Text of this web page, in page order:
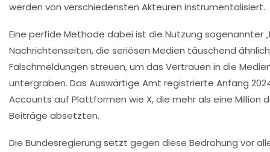
werden von verschiedensten Akteuren instrumentalisiert.
Eine perfide Methode dabei ist die Nutzung sogenannter
Nachrichtenseiten, die seriösen Medien täuschend
Falschmeldungen streuen, um das Vertrauen in die
untergraben. Das Auswärtige Amt registrierte Anfang
Accounts auf Plattformen wie X, die mehr als eine Million
Beiträge absetzten.
Die Bundesregierung setzt gegen diese Bedrohung vor